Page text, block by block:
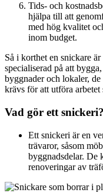
Tids- och
hjälpa till att
med hög kvalitet
inom budget.
Så i korthet en snickare
specialiserad på att
byggnader och lokaler,
krävs för att utföra
Vad gör ett snickeri?
Ett snickeri är en
trävaror, såsom
byggnadsdelar. De
renoveringar av